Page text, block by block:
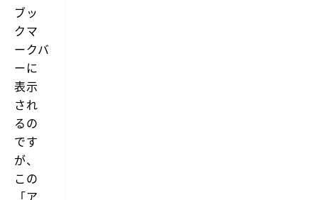
ブッ
クマ
ークバ
ーに
表示
され
るの
です
が、
この
「ア